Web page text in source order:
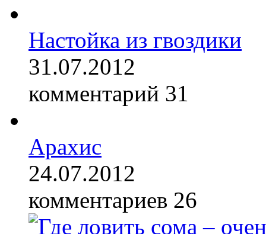
Настойка из гвоздики
31.07.2012
комментарий 31
Арахис
24.07.2012
комментариев 26